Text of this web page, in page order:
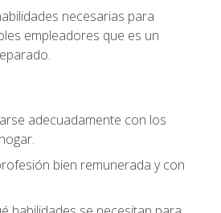
necesarias para
empleadores que es un
adecuadamente con los
bien remunerada y con